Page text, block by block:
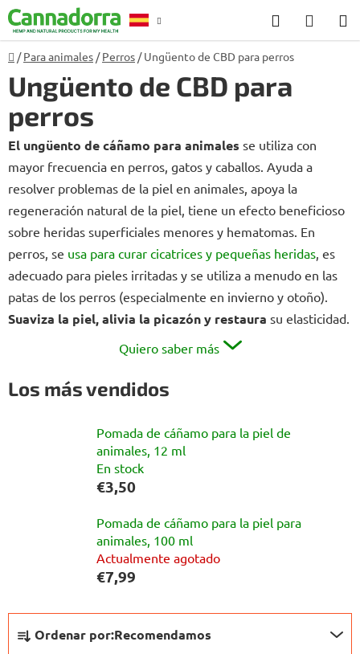
al
contenido
Buscar
en
CESTA
DE
Asesoramiento
Inicio
/ Para animales / Perros / Ungüento de CBD para perros
Ungüento de CBD para
perros
El ungüento de cáñamo para animales se utiliza con
mayor frecuencia en perros, gatos y caballos. Ayuda a
resolver problemas de la piel en animales, apoya la
regeneración natural de la piel, tiene un efecto beneficioso
sobre heridas superficiales menores y hematomas. En
perros, se usa para curar cicatrices y pequeñas heridas, es
adecuado para pieles irritadas y se utiliza a menudo en las
patas de los perros (especialmente en invierno y otoño).
Suaviza la piel, alivia la picazón y restaura su elasticidad.
Quiero saber más
Los más vendidos
Pomada de cáñamo para la piel de
animales, 12 ml
En stock
€3,50
Pomada de cáñamo para la piel para
animales, 100 ml
Actualmente agotado
€7,99
Ordenar por:Recomendamos